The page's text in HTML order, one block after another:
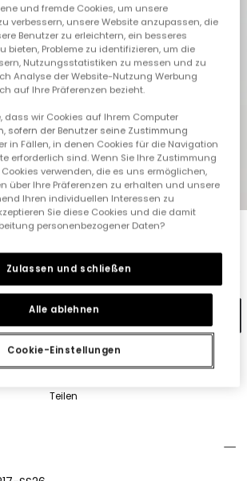
1 2 3 4 5
€
In den Warenkorb
Teilen
und fremde Cookies, um unsere
verbessern, unsere Website anzupassen, die
Benutzer zu erleichtern, ein besseres
bieten, Probleme zu identifizieren, um die
Nutzungsstatistiken zu messen und zu
Analyse der Website-Nutzung Werbung
auf Ihre Präferenzen bezieht.
dass wir Cookies auf Ihrem Computer
sofern der Benutzer seine Zustimmung
in Fällen, in denen Cookies für die Navigation
erforderlich sind. Wenn Sie Ihre Zustimmung
verwenden, die es uns ermöglichen,
über Ihre Präferenzen zu erhalten und unsere
Ihren individuellen Interessen zu
Sie diese Cookies und die damit
personenbezogener Daten?
Cookie-Einstellungen
Alle ablehnen
Zulassen und schließen